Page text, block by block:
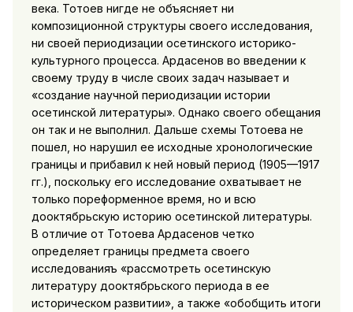
века. Тотоев нигде не объясняет ни
композиционной структуры своего исследования,
ни своей периодизации осетинского историко-
культурного процесса. Ардасенов во введении к
своему труду в числе своих задач называет и
«создание научной периодизации истории
осетинской литературы». Однако своего обещания
он так и не выполнил. Дальше схемы Тотоева не
пошел, но нарушил ее исходные хронологические
границы и прибавил к ней новый период (1905—1917
гг.), поскольку его исследование охватывает не
только пореформенное время, но и всю
дооктябрьскую историю осетинской литературы.
В отличие от Тотоева Ардасенов четко
определяет границы предмета своего
исследованияъ «рассмотреть осетинскую
литературу дооктябрьского периода в ее
историческом развитии», а также «обобщить итоги